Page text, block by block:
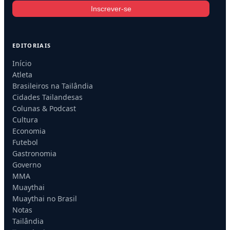
Inscrever-se
EDITORIAIS
Início
Atleta
Brasileiros na Tailândia
Cidades Tailandesas
Colunas & Podcast
Cultura
Economia
Futebol
Gastronomia
Governo
MMA
Muaythai
Muaythai no Brasil
Notas
Tailândia